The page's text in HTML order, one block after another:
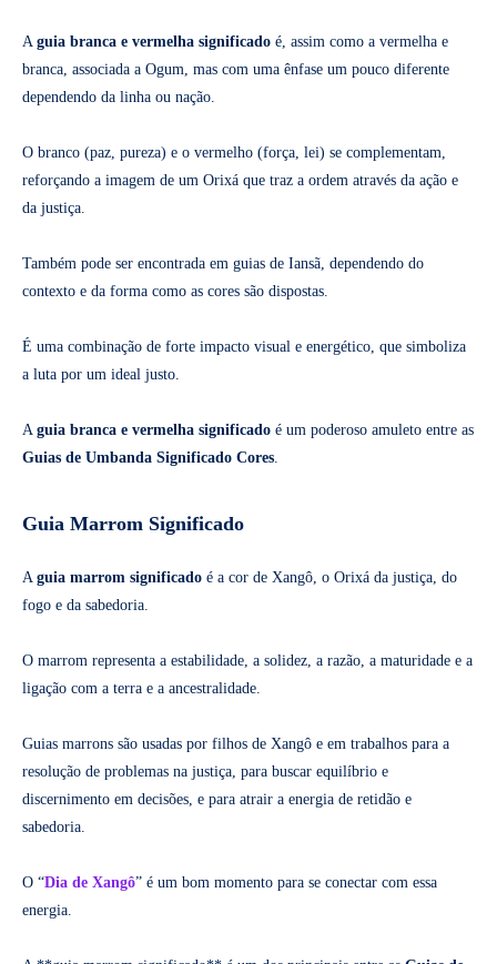
A guia branca e vermelha significado é, assim como a vermelha e
branca, associada a Ogum, mas com uma ênfase um pouco diferente
dependendo da linha ou nação.
O branco (paz, pureza) e o vermelho (força, lei) se complementam,
reforçando a imagem de um Orixá que traz a ordem através da ação e
da justiça.
Também pode ser encontrada em guias de Iansã, dependendo do
contexto e da forma como as cores são dispostas.
É uma combinação de forte impacto visual e energético, que simboliza
a luta por um ideal justo.
A guia branca e vermelha significado é um poderoso amuleto entre as
Guias de Umbanda Significado Cores.
Guia Marrom Significado
A guia marrom significado é a cor de Xangô, o Orixá da justiça, do
fogo e da sabedoria.
O marrom representa a estabilidade, a solidez, a razão, a maturidade e a
ligação com a terra e a ancestralidade.
Guias marrons são usadas por filhos de Xangô e em trabalhos para a
resolução de problemas na justiça, para buscar equilíbrio e
discernimento em decisões, e para atrair a energia de retidão e
sabedoria.
O “Dia de Xangô” é um bom momento para se conectar com essa
energia.